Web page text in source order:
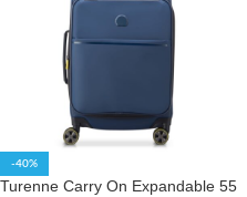
-40%
Turenne Carry On Expandable 55